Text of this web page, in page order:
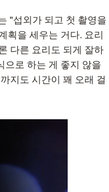
"섭외가 되고 첫 촬영을
획을 세우는 거다. 요리
다른 요리도 되게 잘하
으로 하는 게 좋지 않을
지도 시간이 꽤 오래 걸